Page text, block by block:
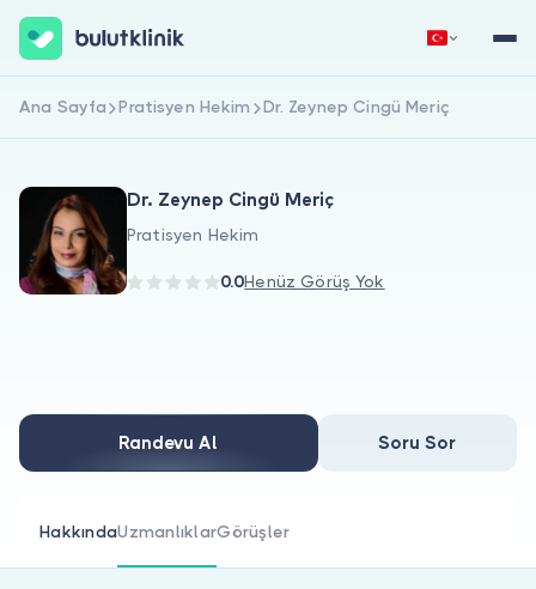
Doktorlar için
Doktor musunuz?
Hemen Kaydol Giriş Yap
Ana Sayfa Pratisyen Hekim Dr. Zeynep Cingü Meriç
Dr. Zeynep Cingü Meriç
Pratisyen Hekim
0.0Henüz Görüş Yok
Randevu Al Soru Sor
HakkındaUzmanlıklarGörüşler